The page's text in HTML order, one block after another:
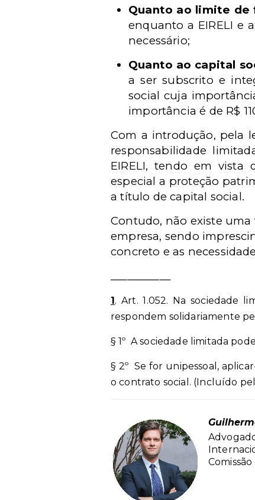
Quanto ao limite de
enquanto a EIRELI e
necessário;
Quanto ao capital
a ser subscrito e
social cuja
importância é de R$
Com a introdução, pela
responsabilidade
EIRELI, tendo em vista
especial a proteção
a título de capital social.
Contudo, não existe
empresa, sendo
concreto e as
1. Art. 1.052. Na sociedade
respondem solidariamente
§ 1º A sociedade limitada
§ 2º Se for unipessoal,
o contrato social. (Incluído